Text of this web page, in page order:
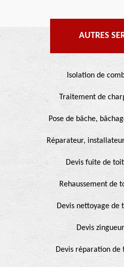
AUTRES
Isolation de
Traitement de
Pose de bâche,
Réparateur,
Devis fuite de
Rehaussement de
Devis nettoyage de
Devis
Devis réparation de